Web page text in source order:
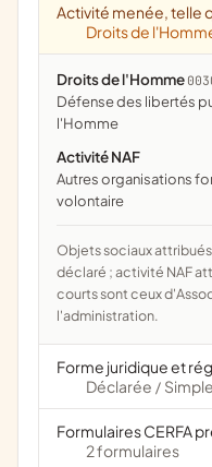
Activité menée, telle
Droits de
Droits de l'Homme
défense des libertés publiques et des droits de
l'Homme
Activité NAF
Autres organisations
volontaire
Objets sociaux attribués par l'administration d'après l'objet
déclaré ; activité NAF
courts sont ceux
l'administration.
Forme juridique et
Déclarée / Simple
Formulaires CERFA
2 formulaires